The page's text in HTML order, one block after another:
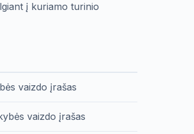
į kuriamo turinio
vaizdo įrašas
vaizdo įrašas